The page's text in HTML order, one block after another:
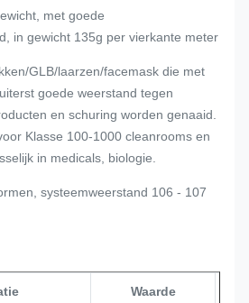
met goede
in gewicht 135g per vierkante meter
GLB/laarzen/facemask die met
goede weerstand tegen
en schuring worden genaaid.
Klasse 100-1000 cleanrooms en
in medicals, biologie.
systeemweerstand 106 - 107
Waarde